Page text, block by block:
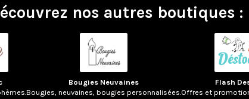
nos autres boutiques :
Bougies Neuvaines
Bougies, neuvaines, bougies personnalisées.
Flash
Offres et